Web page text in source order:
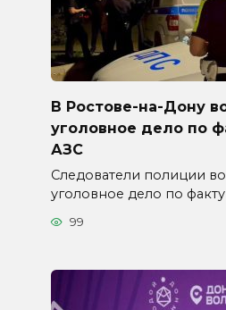
В Ростове-на-Дону
уголовное дело по
АЗС
Следователи полиции
уголовное дело по факту
99